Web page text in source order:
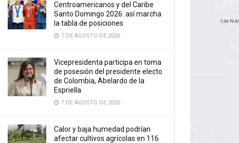
Centroamericanos y del Caribe
Santo Domingo 2026: así marcha
la tabla de posiciones
7 DE AGOSTO DE 2026
Vicepresidenta participa en toma
de posesión del presidente electo
de Colombia, Abelardo de la
Espriella
7 DE AGOSTO DE 2026
Calor y baja humedad podrían
afectar cultivos agrícolas en 116